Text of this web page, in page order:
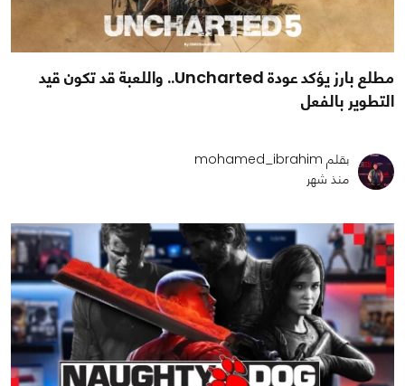
مطلع بارز يؤكد عودة Uncharted.. واللعبة قد تكون قيد
التطوير بالفعل
بقلم mohamed_ibrahim
منذ شهر